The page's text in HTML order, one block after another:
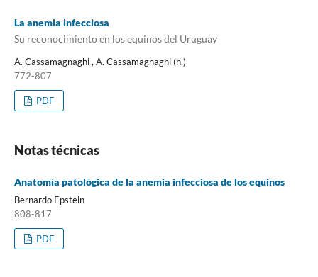
La anemia infecciosa
Su reconocimiento en los equinos del Uruguay
A. Cassamagnaghi , A. Cassamagnaghi (h.)
772-807
PDF
Notas técnicas
Anatomía patológica de la anemia infecciosa de los equinos
Bernardo Epstein
808-817
PDF